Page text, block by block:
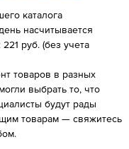
каталога
насчитывается
руб. (без учета
товаров в разных
выбрать то, что
будут рады
товарам — свяжитесь